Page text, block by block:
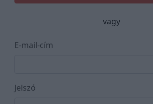
vagy
E-mail-cím
Jelszó